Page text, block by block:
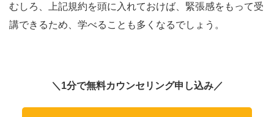
むしろ、上記規約を頭に入れておけば、緊張感をもって受
講できるため、学べることも多くなるでしょう。
＼1分で無料カウンセリング申し込み／